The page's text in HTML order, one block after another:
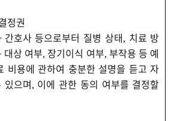
정권
간호사 등으로부터 질병 상태, 치료 방
대상 여부, 장기이식 여부, 부작용 등 예
비용에 관하여 충분한 설명을 듣고 자
있으며, 이에 관한 동의 여부를 결정할